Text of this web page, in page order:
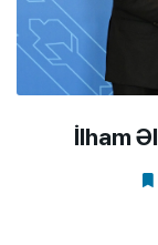
İlham